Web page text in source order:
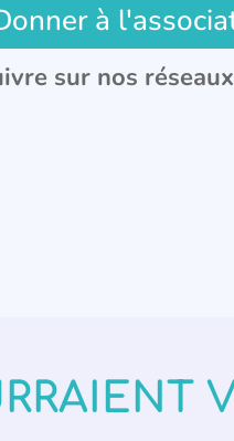
à
sur nos